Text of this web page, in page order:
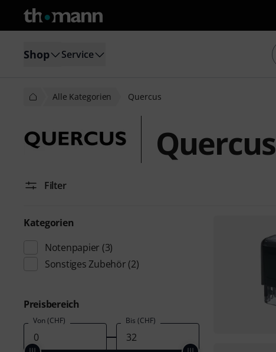
Shop Service
Alle Kategorien Quercus
Quercus
Filter
Kategorien
Notenpapier (3)
Sonstiges Zubehör (2)
Preisbereich
Von (CHF) Bis (CHF)